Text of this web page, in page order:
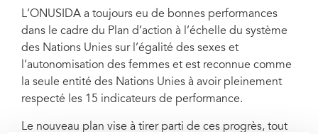
L’ONUSIDA a toujours eu de bonnes performances
dans le cadre du Plan d’action à l’échelle du système
des Nations Unies sur l’égalité des sexes et
l’autonomisation des femmes et est reconnue comme
la seule entité des Nations Unies à avoir pleinement
respecté les 15 indicateurs de performance.
Le nouveau plan vise à tirer parti de ces progrès, tout